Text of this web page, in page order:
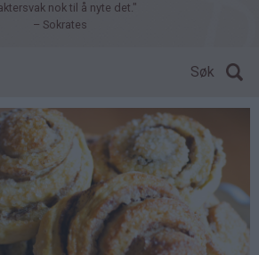
nok til å nyte det."
– Sokrates
Søk